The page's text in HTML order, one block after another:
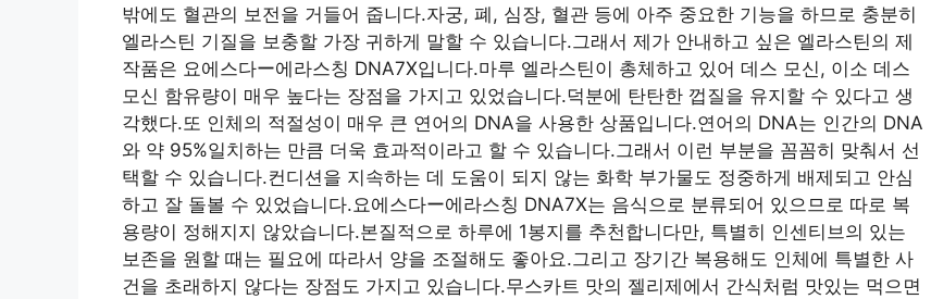
밖에도 혈관의 보전을 거들어 줍니다.자궁, 폐, 심장, 혈관 등에 아주 중요한 기능을 하므로 충분히
엘라스틴 기질을 보충할 가장 귀하게 말할 수 있습니다.그래서 제가 안내하고 싶은 엘라스틴의 제
작품은 요에스다ー에라스칭 DNA7X입니다.마루 엘라스틴이 총체하고 있어 데스 모신, 이소 데스
모신 함유량이 매우 높다는 장점을 가지고 있었습니다.덕분에 탄탄한 껍질을 유지할 수 있다고 생
각했다.또 인체의 적절성이 매우 큰 연어의 DNA을 사용한 상품입니다.연어의 DNA는 인간의 DNA
와 약 95%일치하는 만큼 더욱 효과적이라고 할 수 있습니다.그래서 이런 부분을 꼼꼼히 맞춰서 선
택할 수 있습니다.컨디션을 지속하는 데 도움이 되지 않는 화학 부가물도 정중하게 배제되고 안심
하고 잘 돌볼 수 있었습니다.요에스다ー에라스칭 DNA7X는 음식으로 분류되어 있으므로 따로 복
용량이 정해지지 않았습니다.본질적으로 하루에 1봉지를 추천합니다만, 특별히 인센티브의 있는
보존을 원할 때는 필요에 따라서 양을 조절해도 좋아요.그리고 장기간 복용해도 인체에 특별한 사
건을 초래하지 않다는 장점도 가지고 있습니다.무스카트 맛의 젤리제에서 간식처럼 맛있는 먹으면